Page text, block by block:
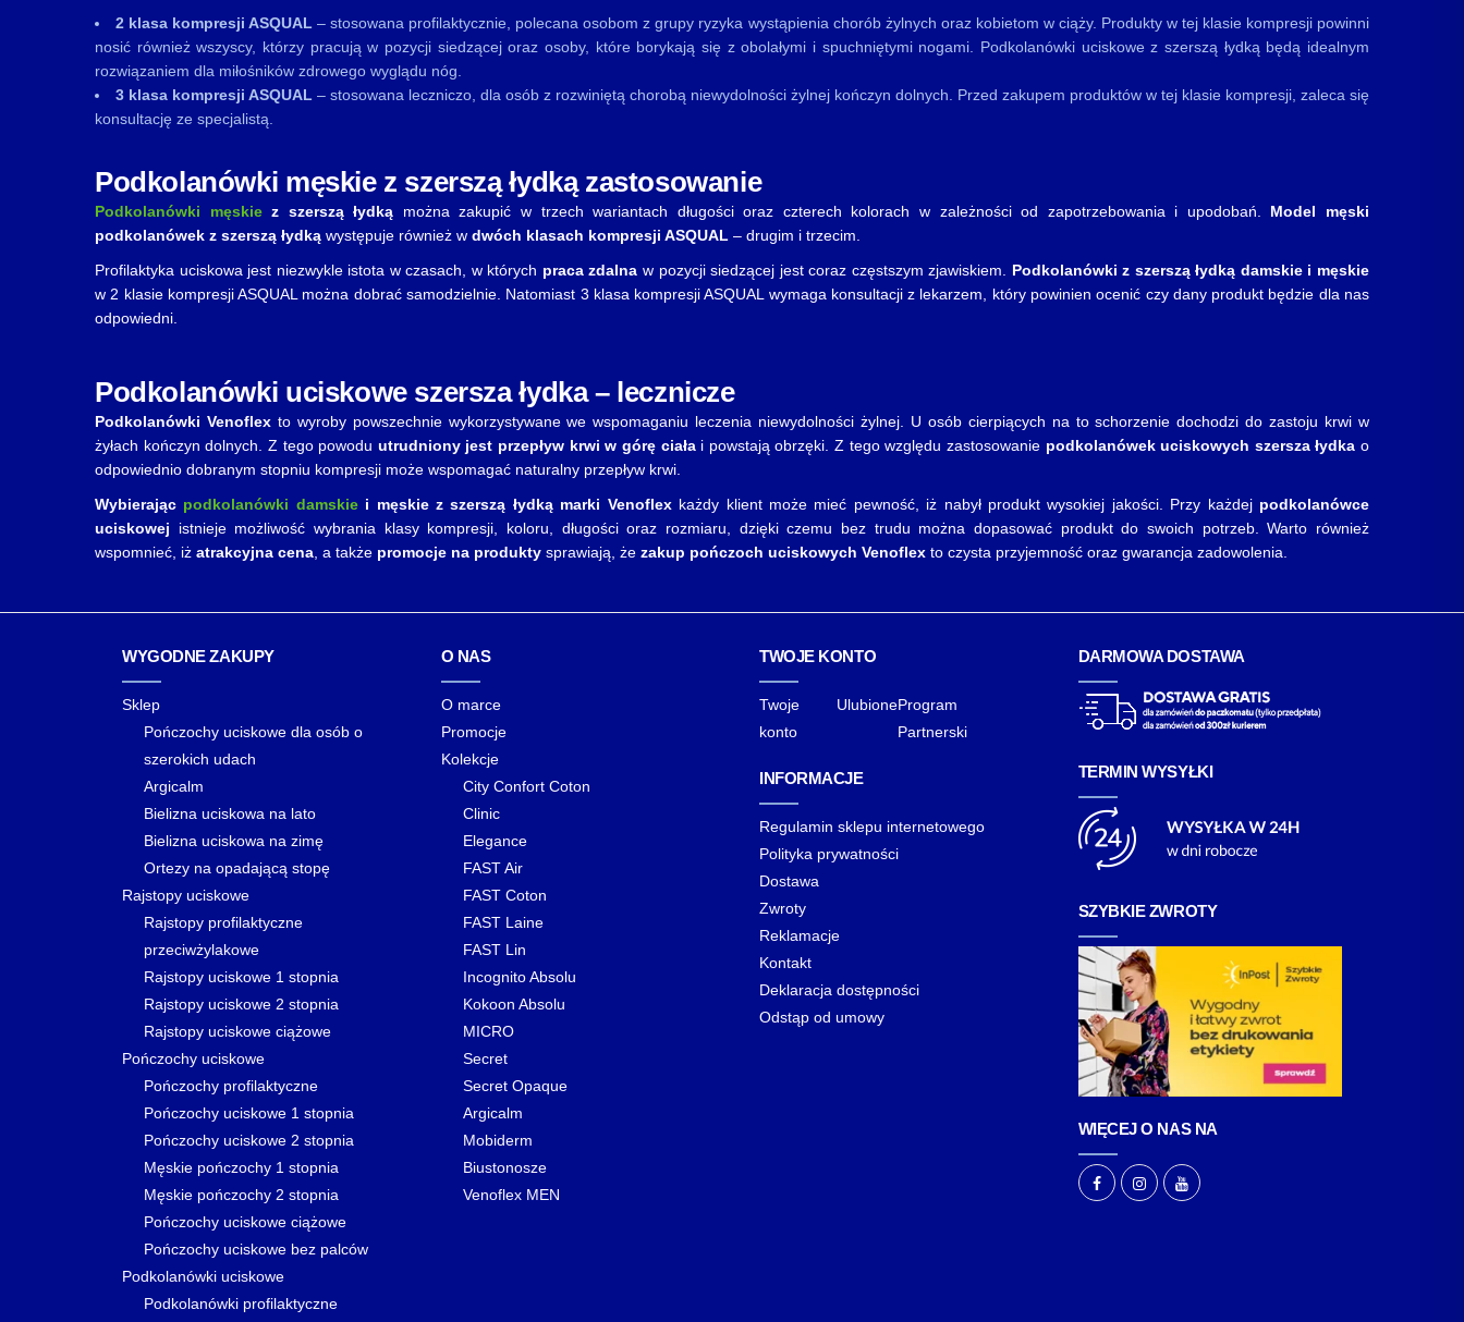
2 klasa kompresji ASQUAL – stosowana profilaktycznie, polecana osobom z grupy ryzyka wystąpienia chorób żylnych oraz kobietom w ciąży. Produkty w tej klasie kompresji powinni
nosić również wszyscy, którzy pracują w pozycji siedzącej oraz osoby, które borykają się z obolałymi i spuchniętymi nogami. Podkolanówki uciskowe z szerszą łydką będą idealnym
rozwiązaniem dla miłośników zdrowego wyglądu nóg.
3 klasa kompresji ASQUAL – stosowana leczniczo, dla osób z rozwiniętą chorobą niewydolności żylnej kończyn dolnych. Przed zakupem produktów w tej klasie kompresji, zaleca się
konsultację ze specjalistą.
Podkolanówki męskie z szerszą łydką zastosowanie
Podkolanówki męskiez szerszą łydką można zakupić w trzech wariantach długości oraz czterech kolorach w zależności od zapotrzebowania i upodobań. Model męski
podkolanówek z szerszą łydką występuje również w dwóch klasach kompresji ASQUAL – drugim i trzecim.
Profilaktyka uciskowa jest niezwykle istota w czasach, w których praca zdalna w pozycji siedzącej jest coraz częstszym zjawiskiem. Podkolanówki z szerszą łydką damskie i męskie
w 2 klasie kompresji ASQUAL można dobrać samodzielnie. Natomiast 3 klasa kompresji ASQUAL wymaga konsultacji z lekarzem, który powinien ocenić czy dany produkt będzie dla nas
odpowiedni.
Podkolanówki uciskowe szersza łydka – lecznicze
Podkolanówki Venoflexto wyroby powszechnie wykorzystywane we wspomaganiu leczenia niewydolności żylnej. U osób cierpiących na to schorzenie dochodzi do zastoju krwi w
żyłach kończyn dolnych. Z tego powodu utrudniony jest przepływ krwi w górę ciałai powstają obrzęki. Z tego względu zastosowanie podkolanówek uciskowych szersza łydka o
odpowiednio dobranym stopniu kompresji może wspomagać naturalny przepływ krwi.
Wybierając podkolanówki damskiei męskie z szerszą łydką marki Venoflexkażdy klient może mieć pewność, iż nabył produkt wysokiej jakości. Przy każdej podkolanówce
uciskowej istnieje możliwość wybrania klasy kompresji, koloru, długości oraz rozmiaru, dzięki czemu bez trudu można dopasować produkt do swoich potrzeb. Warto również
wspomnieć, iż atrakcyjna cena , a także promocje na produkty sprawiają, że zakup pończoch uciskowych Venoflex to czysta przyjemność oraz gwarancja zadowolenia.
WYGODNE ZAKUPY
Sklep
Pończochy uciskowe dla osób o
szerokich udach
Argicalm
Bielizna uciskowa na lato
Bielizna uciskowa na zimę
Ortezy na opadającą stopę
Rajstopy uciskowe
Rajstopy profilaktyczne
przeciwżylakowe
Rajstopy uciskowe 1 stopnia
Rajstopy uciskowe 2 stopnia
Rajstopy uciskowe ciążowe
Pończochy uciskowe
Pończochy profilaktyczne
Pończochy uciskowe 1 stopnia
Pończochy uciskowe 2 stopnia
Męskie pończochy 1 stopnia
Męskie pończochy 2 stopnia
Pończochy uciskowe ciążowe
Pończochy uciskowe bez palców
Podkolanówki uciskowe
Podkolanówki profilaktyczne
O NAS
O marce
Promocje
Kolekcje
City Confort Coton
Clinic
Elegance
FAST Air
FAST Coton
FAST Laine
FAST Lin
Incognito Absolu
Kokoon Absolu
MICRO
Secret
Secret Opaque
Argicalm
Mobiderm
Biustonosze
Venoflex MEN
TWOJE KONTO
Twoje
konto
UlubioneProgram
Partnerski
INFORMACJE
Regulamin sklepu internetowego
Polityka prywatności
Dostawa
Zwroty
Reklamacje
Kontakt
Deklaracja dostępności
Odstąp od umowy
DARMOWA DOSTAWA
TERMIN WYSYŁKI
SZYBKIE ZWROTY
WIĘCEJ O NAS NA
F I Y